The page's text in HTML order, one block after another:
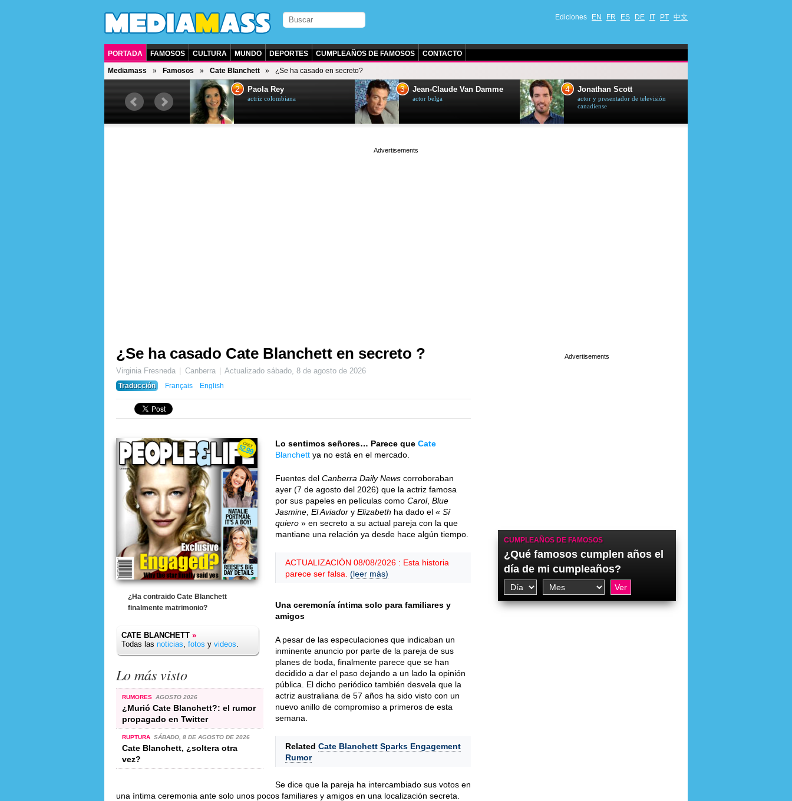
Ediciones EN FR ES DE IT PT 中文
PORTADA FAMOSOS CULTURA MUNDO DEPORTES CUMPLEAÑOS DE FAMOSOS CONTACTO
Mediamass Famosos Cate Blanchett ¿Se ha casado en secreto?
actor y presentador de televisión
2 Paola Rey
actriz colombiana
3 Jean-Claude Van Damme
actor belga
4 Jonathan Scott
actor y presentador de televisión
canadiense
¿Se ha casado Cate Blanchett en secreto ?
Virginia Fresneda Canberra Actualizadosábado, 8 de agosto de 2026
Traducción
Français English
¿Ha contraido Cate Blanchett
finalmente matrimonio?
CATE BLANCHETT »
Todas las noticias, fotos y videos.
Lo más visto
RUMORES AGOSTO 2026
¿Murió Cate Blanchett?: el rumor
propagado en Twitter
RUPTURA SÁBADO, 8 DE AGOSTO DE 2026
Cate Blanchett, ¿soltera otra
vez?
Lo sentimos señores… Parece que Cate
Blanchett ya no está en el mercado.
Fuentes del Canberra Daily News corroboraban
ayer (7 de agosto del 2026) que la actriz famosa
por sus papeles en películas como Carol, Blue
Jasmine El Aviador y Elizabeth ha dado el « Sí
quiero » en secreto a su actual pareja con la que
mantiane una relación ya desde hace algún tiempo.
ACTUALIZACIÓN 08/08/2026 : Esta historia
parece ser falsa. (leer más)
Una ceremonía íntima solo para familiares y
amigos
A pesar de las especulaciones que indicaban un
inminente anuncio por parte de la pareja de sus
planes de boda, finalmente parece que se han
decidido a dar el paso dejando a un lado la opinión
pública. El dicho periódico también desvela que la
actriz australiana de 57 años ha sido visto con un
nuevo anillo de compromiso a primeros de esta
semana.
Related Cate Blanchett Sparks Engagement
Rumor
Se dice que la pareja ha intercambiado sus votos en
una íntima ceremonia ante solo unos pocos familiares y amigos en una localización secreta.
CUMPLEAÑOS DE FAMOSOS
¿Qué famosos cumplen años el
día de mi cumpleaños?